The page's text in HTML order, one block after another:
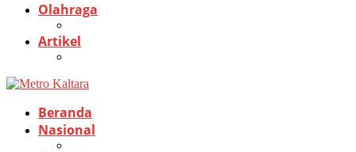
Olahraga
Artikel
Beranda
Nasional